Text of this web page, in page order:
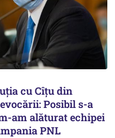
cu Cîţu din
Posibil s-a
am alăturat echipei
PNL